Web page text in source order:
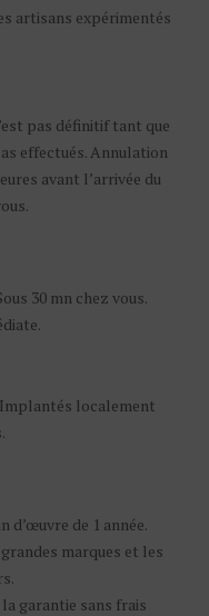
artisans expérimentés
pas définitif tant que
effectués. Annulation
avant l’arrivée du
30 mn chez vous.
localement
d’œuvre de 1 année.
marques et les
garantie sans frais